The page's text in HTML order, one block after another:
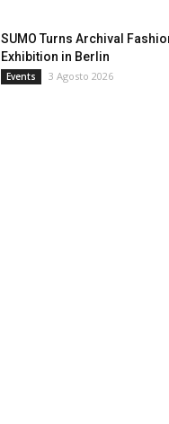
SUMO Turns Archival
Exhibition in Berlin
Events 3 Agosto 2026